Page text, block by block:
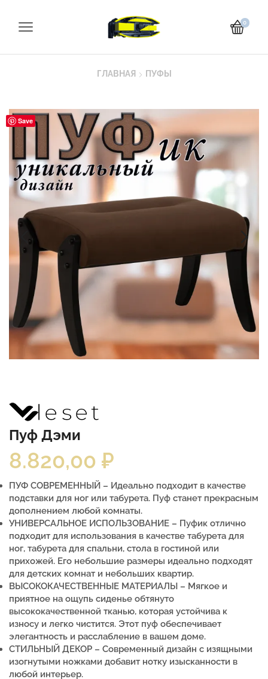
0
ГЛАВНАЯ ПУФЫ
Save
Пуф Дэми
8.820,00 ₽
ПУФ СОВРЕМЕННЫЙ – Идеально подходит в качестве
подставки для ног или табурета. Пуф станет прекрасным
дополнением любой комнаты.
УНИВЕРСАЛЬНОЕ ИСПОЛЬЗОВАНИЕ – Пуфик отлично
подходит для использования в качестве табурета для
ног, табурета для спальни, стола в гостиной или
прихожей. Его небольшие размеры идеально подходят
для детских комнат и небольших квартир.
ВЫСОКОКАЧЕСТВЕННЫЕ МАТЕРИАЛЫ – Мягкое и
приятное на ощупь сиденье обтянуто
высококачественной тканью, которая устойчива к
износу и легко чистится. Этот пуф обеспечивает
элегантность и расслабление в вашем доме.
СТИЛЬНЫЙ ДЕКОР – Современный дизайн с изящными
изогнутыми ножками добавит нотку изысканности в
любой интерьер.